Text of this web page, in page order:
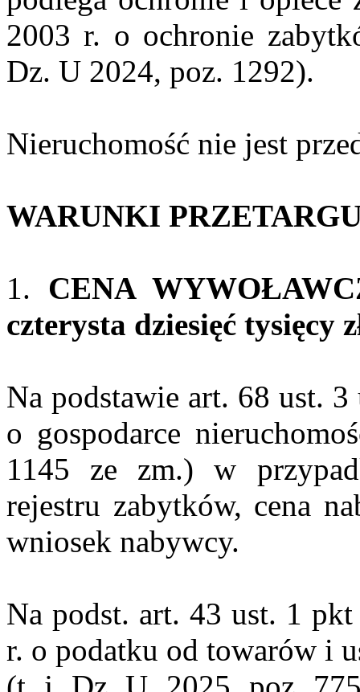
2003 r. o ochronie
Dz. U 2024, poz. 1292).
Nieruchomość nie jest
WARUNKI
1. CENA
czterysta dziesięć tysięcy
Na podstawie art. 68 ust.
o gospodarce
1145 ze zm.) w
rejestru zabytków, cena
wniosek nabywcy.
Na podst. art. 43 ust. 1
r. o podatku od towarów i